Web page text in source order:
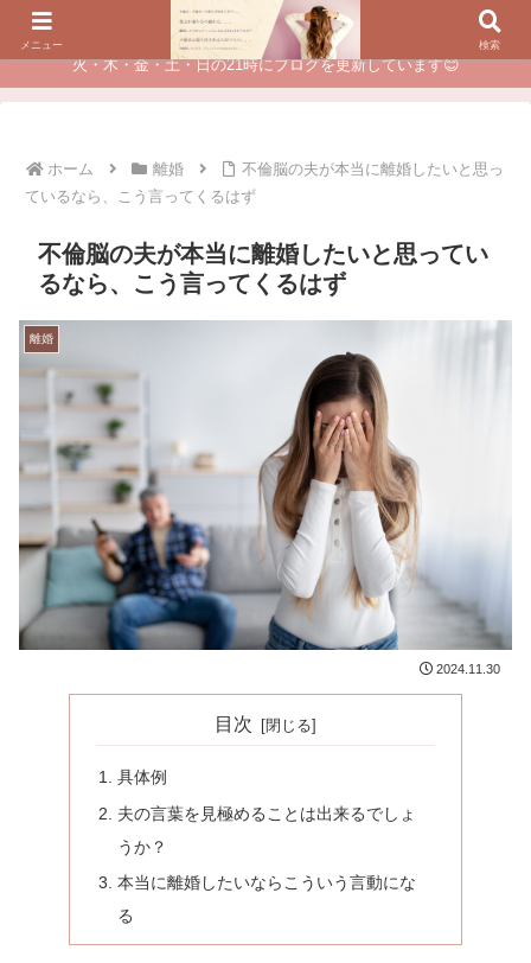
夫に不倫されたつらい経験が、あなたのチャンスに変わるカウンセリング
火・木・金・土・日の21時にブログを更新しています😊
ホーム 離婚
不倫脳の夫が本当に離婚したいと思っ
ているなら、こう言ってくるはず
不倫脳の夫が本当に離婚したいと思ってい
るなら、こう言ってくるはず
離婚
2024.11.30
目次
具体例
夫の言葉を見極めることは出来るでしょ
うか？
本当に離婚したいならこういう言動にな
る
メニュー 検索